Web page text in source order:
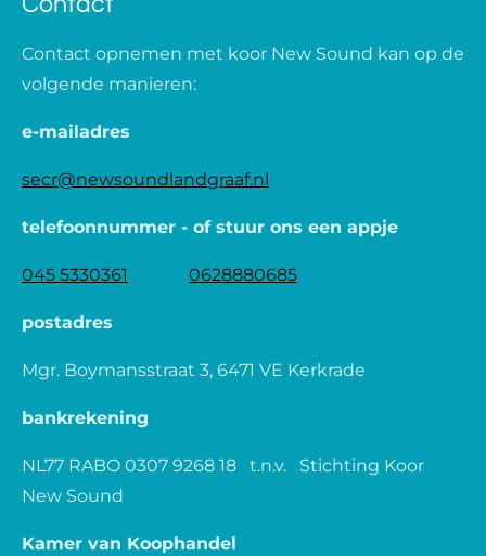
Contact opnemen met koor New Sound kan op de
volgende manieren:
e-mailadres
secr@newsoundlandgraaf.nl
telefoonnummer - of stuur ons een appje
045 5330361 0628880685
postadres
Mgr. Boymansstraat 3, 6471 VE Kerkrade
bankrekening
NL77 RABO 0307 9268 18 t.n.v. Stichting Koor
New Sound
Kamer van Koophandel